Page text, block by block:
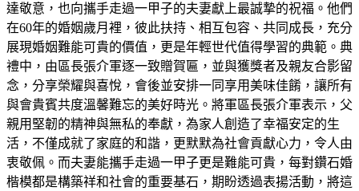
達敬意，也向攜手走過一甲子的夫妻獻上最誠摯的祝福。他們
在60年的婚姻歲月裡，彼此扶持、相互包容、共同成長，充分
展現婚姻難能可貴的價值，更是年輕世代值得學習的典範。典
禮中，由區長張介軍逐一致贈賀匾，並與獲獎者及親友合影留
念，分享榮耀與喜悅，會後並安排一同享用美味佳餚，讓所有
與會貴賓共度溫馨難忘的美好時光。將軍區長張介軍表示，父
親用堅韌的精神與無私的奉獻，為家人創造了幸福安定的生
活，不僅成就了家庭的和諧，更默默為社會貢獻心力，令人由
衷敬佩。而夫妻能攜手走過一甲子更是難能可貴，每對鑽石婚
楷模都是構築祥和社會的重要基石，期盼透過表揚活動，將這